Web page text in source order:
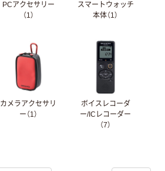
PCアクセサリー
（1）
スマートウォッチ
本体（1）
カメラアクセサリ
ー（1）
ボイスレコーダ
ー/ICレコーダー
（7）